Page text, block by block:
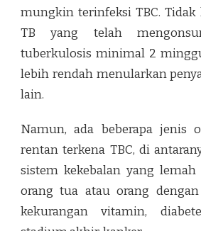
mungkin terinfeksi TBC. Tidak
TB yang telah
tuberkulosis minimal 2
lebih rendah menularkan
lain.
Namun, ada beberapa jenis
rentan terkena TBC, di
sistem kekebalan yang lemah
orang tua atau orang
kekurangan vitamin,